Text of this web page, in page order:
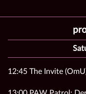
12:45 The Invite